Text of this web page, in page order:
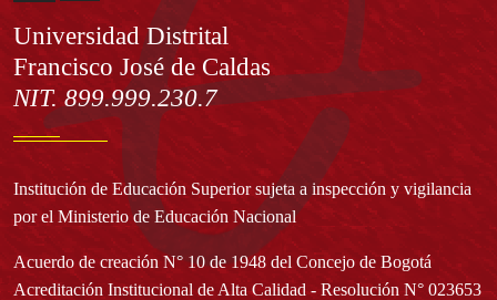
Información
Universidad Distrital
Francisco José de Caldas
NIT. 899.999.230.7
Institución de Educación Superior sujeta a inspección y vigilancia
por el Ministerio de Educación Nacional
Acuerdo de creación N° 10 de 1948 del Concejo de Bogotá
Acreditación Institucional de Alta Calidad - Resolución N° 023653